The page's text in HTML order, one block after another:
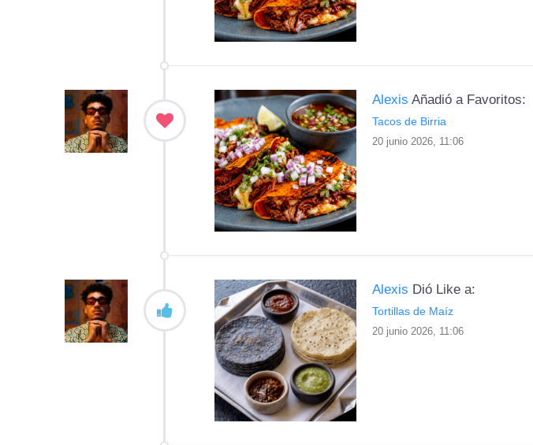
Alexis Añadió a Favoritos:
Tacos de Birria
20 junio 2026, 11:06
Alexis Dió Like a:
Tortillas de Maíz
20 junio 2026, 11:06